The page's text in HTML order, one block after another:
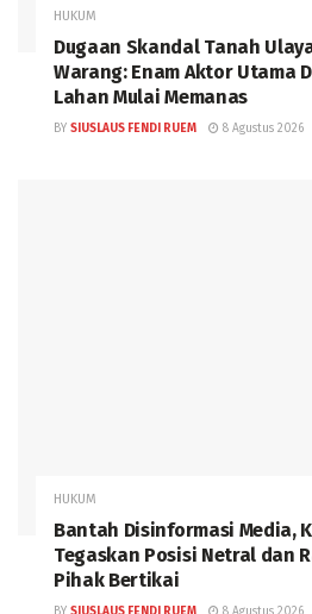
HUKUM
Dugaan Skandal Tanah
Warang: Enam Aktor Utama
Lahan Mulai Memanas
BY SIUSLAUS FENDI RUEM 8 Agustus 2026
HUKUM
Bantah Disinformasi Media,
Tegaskan Posisi Netral dan
Pihak Bertikai
BY SIUSLAUS FENDI RUEM 8 Agustus 2026